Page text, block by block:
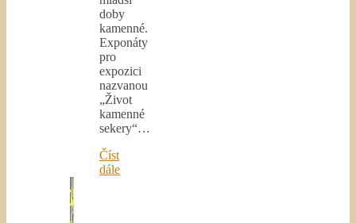
doby
kamenné.
Exponáty
pro
expozici
nazvanou
„Život
kamenné
sekery“…
Číst
dále